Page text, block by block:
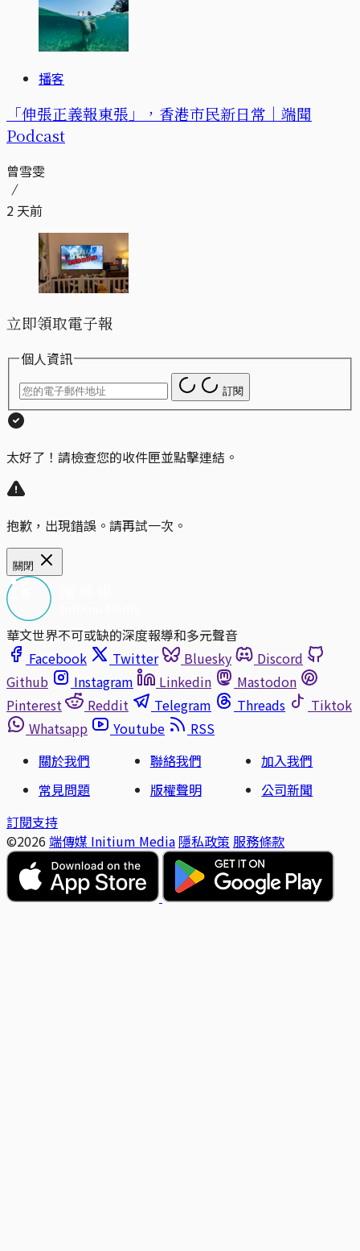
播客
「伸張正義報東張」，香港市民新日常｜端聞
Podcast
曾雪雯
2 天前
立即領取電子報
個人資訊
訂閱
太好了！請檢查您的收件匣並點擊連結。
抱歉，出現錯誤。請再試一次。
關閉
華文世界不可或缺的深度報導和多元聲音
Facebook
Twitter Bluesky
Discord
Github
Instagram Linkedin
Mastodon
Pinterest
Reddit Telegram Threads
Tiktok
Whatsapp
Youtube
RSS
關於我們
聯絡我們
加入我們
常見問題
版權聲明
公司新聞
訂閱支持
©2026 端傳媒 Initium Media 隱私政策 服務條款